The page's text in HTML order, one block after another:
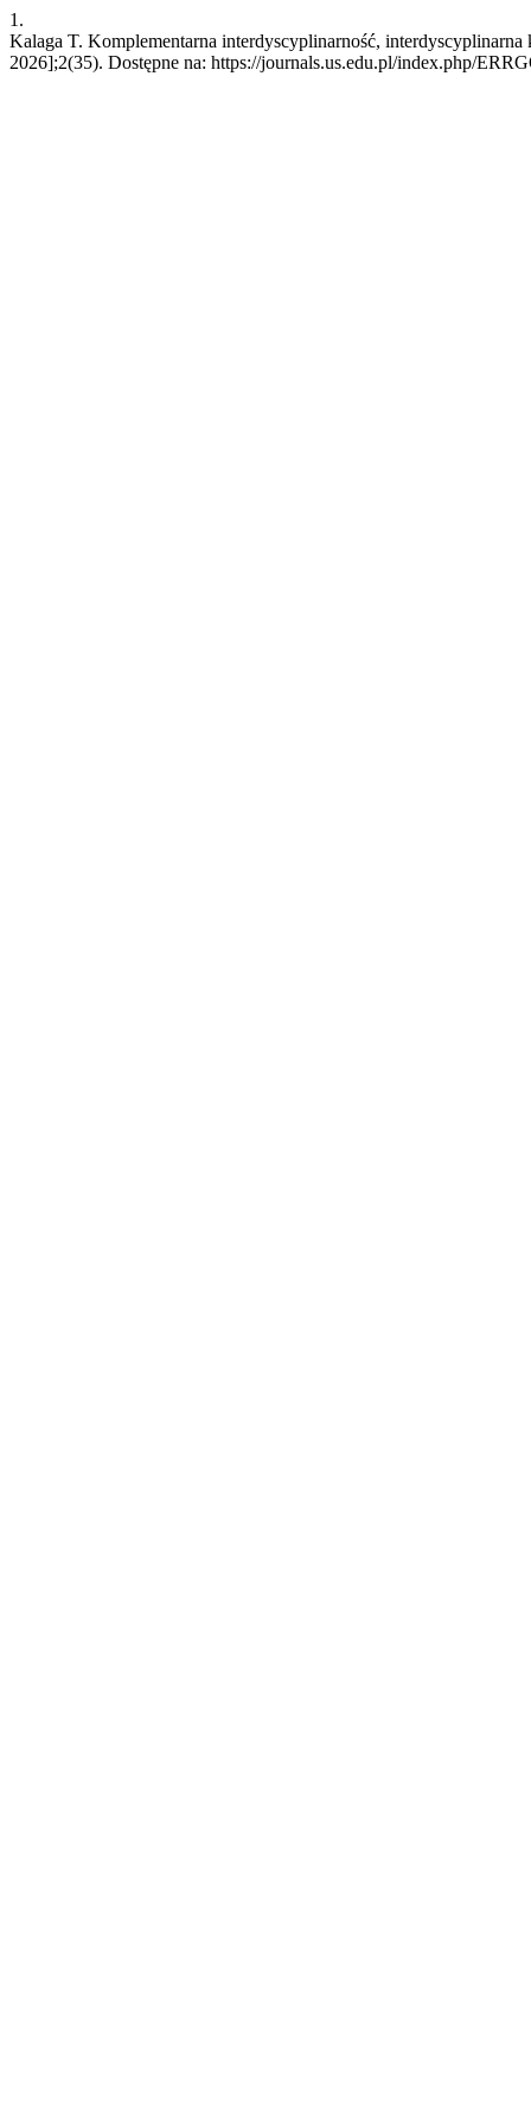
1.
Kalaga T. Komplementarna interdyscyplinarność,
2026];2(35). Dostępne na: https://journals.us.edu.pl/index.php/